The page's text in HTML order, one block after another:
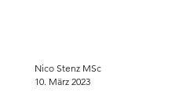
Nico Stenz MSc
10. März 2023